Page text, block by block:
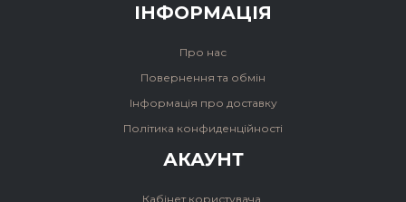
ІНФОРМАЦІЯ
Про нас
Повернення та обмін
Інформація про доставку
Політика конфиденційності
АКАУНТ
Кабінет користувача